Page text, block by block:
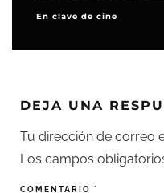
En clave de cine
DEJA UNA
Tu dirección de correo
Los campos
COMENTARIO *